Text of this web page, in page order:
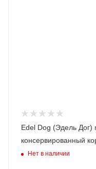
Edel Dog (Эдель Дог)
консервированный
Нет в наличии